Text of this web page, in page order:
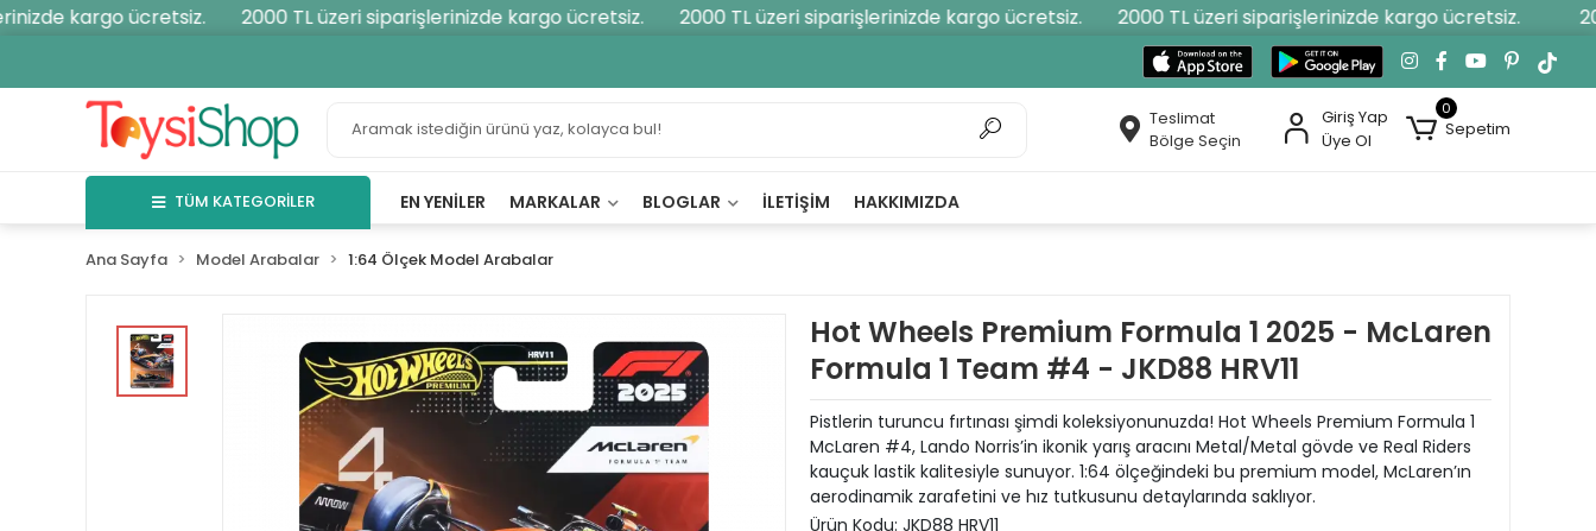
kargo ücretsiz. 2000 TL üzeri siparişlerinizde kargo ücretsiz. 2000 TL üzeri siparişlerinizde kargo ücretsiz. 2000 TL üzeri siparişlerinizde kargo ücretsiz.
Teslimat
Bölge Seçin
Giriş Yap
Üye Ol
0
Sepetim
TÜM KATEGORİLER EN YENILER MARKALAR BLOGLAR İLETIŞIM HAKKIMIZDA
Ana Sayfa Model Arabalar 1:64 Ölçek Model Arabalar
Hot Wheels Premium Formula 1 2025 - McLaren
Formula 1 Team #4 - JKD88 HRV11
Pistlerin turuncu fırtınası şimdi koleksiyonunuzda! Hot Wheels Premium Formula 1
McLaren #4, Lando Norris’in ikonik yarış aracını Metal/Metal gövde ve Real Riders
kauçuk lastik kalitesiyle sunuyor. 1:64 ölçeğindeki bu premium model, McLaren’ın
aerodinamik zarafetini ve hız tutkusunu detaylarında saklıyor.
Ürün Kodu: JKD88 HRV11